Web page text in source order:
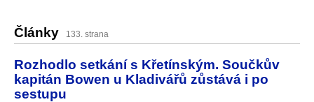
Články 133. strana
Rozhodlo setkání s Křetínským. Součkův
kapitán Bowen u Kladivářů zůstává i po
sestupu